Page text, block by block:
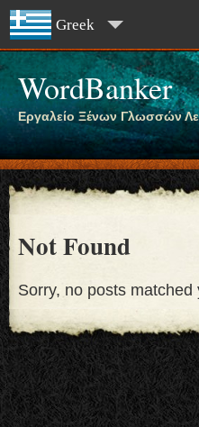
Greek
WordBanker
Εργαλείο Ξένων Γλωσσών
Not Found
Sorry, no posts matched